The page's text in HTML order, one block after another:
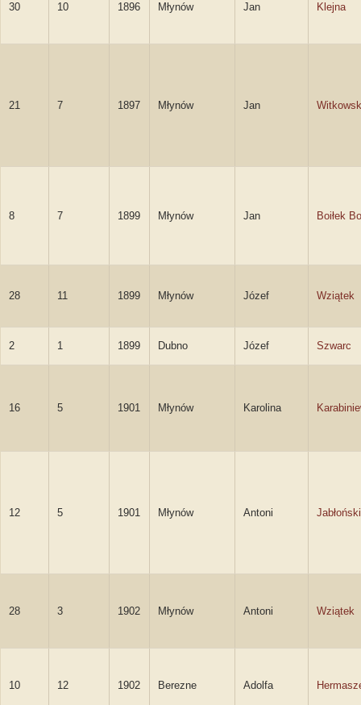
30 10 1896 Młynów Jan Klejna
21 7 1897 Młynów Jan
8 7 1899 Młynów Jan Boiłek
28 11 1899 Młynów Józef Wziątek
2 1 1899 Dubno Józef Szwarc
16 5 1901 Młynów Karolina
12 5 1901 Młynów Antoni Jabłoński
28 3 1902 Młynów Antoni Wziątek
10 12 1902 Berezne Adolfa